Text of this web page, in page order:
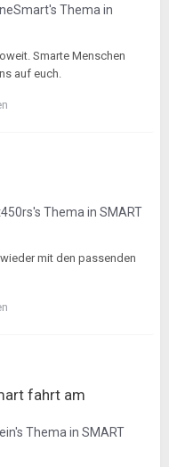
's Thema in
Smarte Menschen
auf euch.
's Thema in SMART
mit den passenden
fahrt am
's Thema in SMART